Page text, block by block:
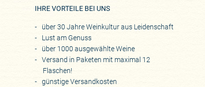
IHRE VORTEILE BEI UNS
über 30 Jahre Weinkultur aus Leidenschaft
Lust am Genuss
über 1000 ausgewählte Weine
Versand in Paketen mit maximal 12
Flaschen!
günstige Versandkosten